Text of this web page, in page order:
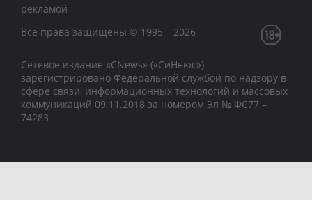
рекламой
Все права защищены © 1995 – 2026
Сетевое издание «CNews» («СиНьюс»)
зарегистрировано Федеральной службой по надзору в
сфере связи, информационных технологий и массовых
коммуникаций 09.11.2018 за номером Эл № ФС77 –
74283